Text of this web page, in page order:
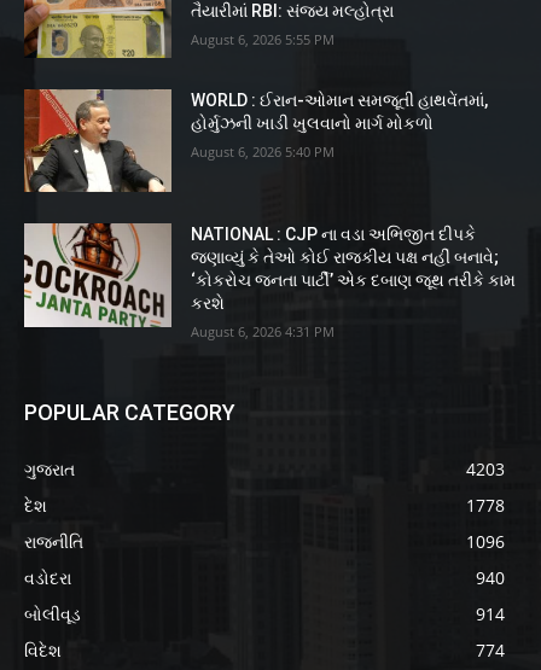
તૈયારીમાં RBI: સંજય મલ્હોત્રા
August 6, 2026 5:55 PM
WORLD : ઈરાન-ઓમાન સમજૂતી હાથવેંતમાં,
હોર્મુઝની ખાડી ખુલવાનો માર્ગ મોકળો
August 6, 2026 5:40 PM
NATIONAL : CJP ના વડા અભિજીત દીપકે
જણાવ્યું કે તેઓ કોઈ રાજકીય પક્ષ નહીં બનાવે;
‘કોકરોચ જનતા પાર્ટી’ એક દબાણ જૂથ તરીકે કામ
કરશે
August 6, 2026 4:31 PM
POPULAR CATEGORY
ગુજરાત
4203
દેશ
1778
રાજનીતિ
1096
વડોદરા
940
બોલીવૂડ
914
વિદેશ
774